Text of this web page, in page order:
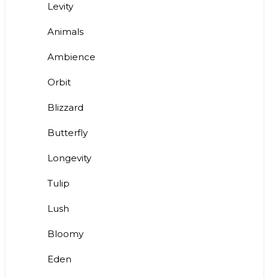
Levity
Animals
Ambience
Orbit
Blizzard
Butterfly
Longevity
Tulip
Lush
Bloomy
Eden